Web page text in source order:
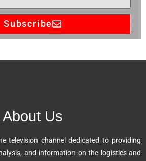
Subscribe
About Us
television channel dedicated to providing
and information on the logistics and